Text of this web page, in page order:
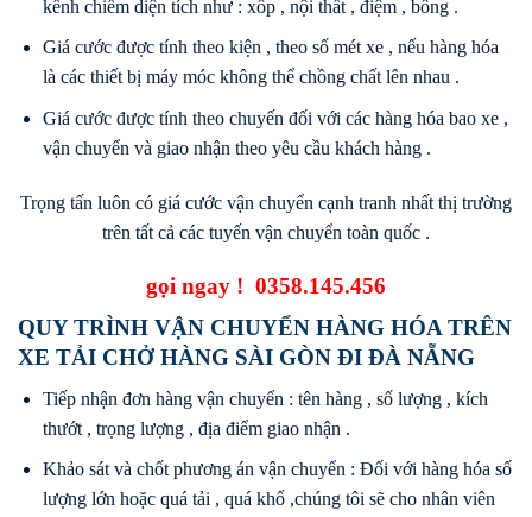
kềnh chiếm diện tích như : xốp , nội thất , điệm , bông .
Giá cước được tính theo kiện , theo số mét xe , nếu hàng hóa
là các thiết bị máy móc không thể chồng chất lên nhau .
Giá cước được tính theo chuyến đối với các hàng hóa bao xe ,
vận chuyển và giao nhận theo yêu cầu khách hàng .
Trọng tấn luôn có giá cước vận chuyển cạnh tranh nhất thị trường
trên tất cả các tuyến vận chuyển toàn quốc .
gọi ngay ! 0358.145.456
QUY TRÌNH VẬN CHUYỂN HÀNG HÓA TRÊN
XE TẢI CHỞ HÀNG SÀI GÒN ĐI ĐÀ NẴNG
Tiếp nhận đơn hàng vận chuyển : tên hàng , số lượng , kích
thướt , trọng lượng , địa điểm giao nhận .
Khảo sát và chốt phương án vận chuyển : Đối với hàng hóa số
lượng lớn hoặc quá tải , quá khổ ,chúng tôi sẽ cho nhân viên